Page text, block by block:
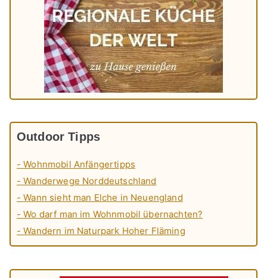
Outdoor Tipps
- Wohnmobil Anfängertipps
- Wanderwege Norddeutschland
- Wann sieht man Elche in Neuengland
- Wo darf man im Wohnmobil übernachten?
- Wandern im Naturpark Hoher Fläming